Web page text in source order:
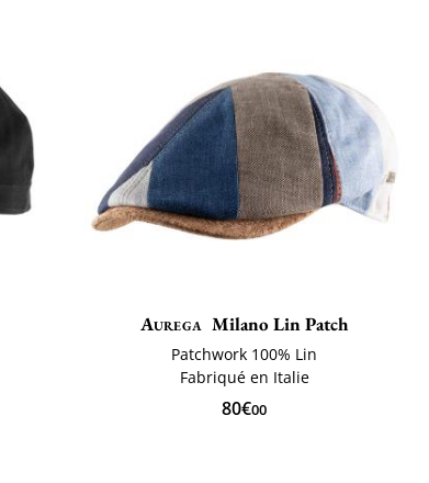
Aurega Milano Lin Patch
Patchwork 100% Lin
Fabriqué en Italie
80€00